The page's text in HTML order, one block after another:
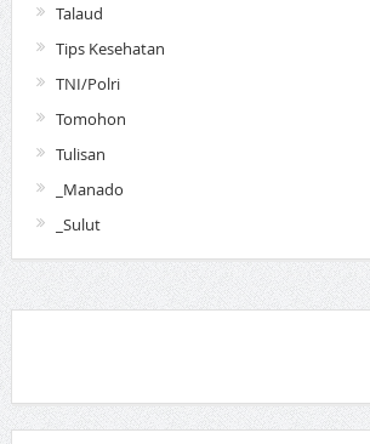
Talaud
Tips Kesehatan
TNI/Polri
Tomohon
Tulisan
_Manado
_Sulut